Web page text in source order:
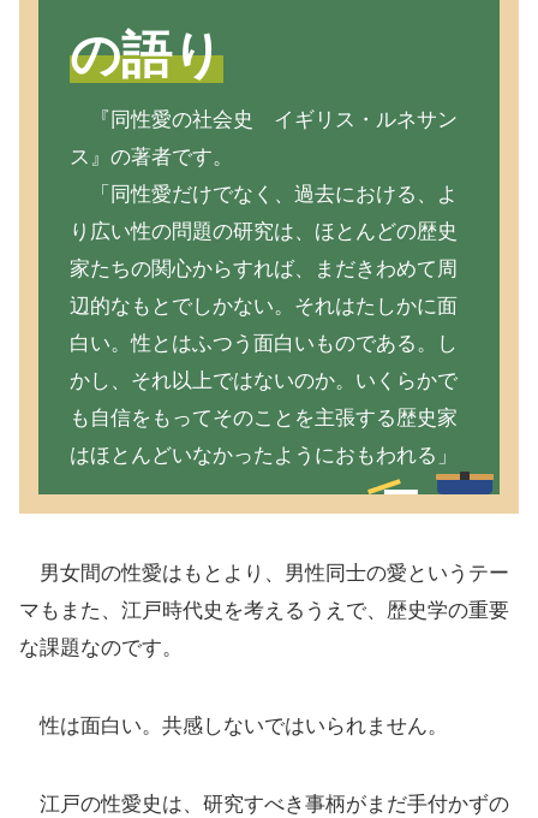
の語り
『同性愛の社会史 イギリス・ルネサン
ス』の著者です。
「同性愛だけでなく、過去における、よ
り広い性の問題の研究は、ほとんどの歴史
家たちの関心からすれば、まだきわめて周
辺的なもとでしかない。それはたしかに面
白い。性とはふつう面白いものである。し
かし、それ以上ではないのか。いくらかで
も自信をもってそのことを主張する歴史家
はほとんどいなかったようにおもわれる」
男女間の性愛はもとより、男性同士の愛というテー
マもまた、江戸時代史を考えるうえで、歴史学の重要
な課題なのです。
性は面白い。共感しないではいられません。
江戸の性愛史は、研究すべき事柄がまだ手付かずの